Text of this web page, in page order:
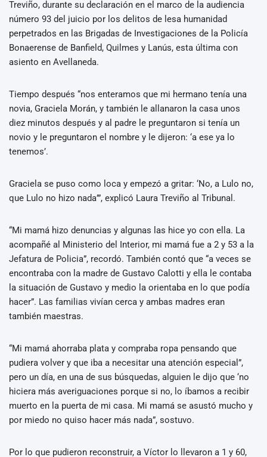
Treviño, durante su declaración en el marco de la audiencia
número 93 del juicio por los delitos de lesa humanidad
perpetrados en las Brigadas de Investigaciones de la Policía
Bonaerense de Banfield, Quilmes y Lanús, esta última con
asiento en Avellaneda.
Tiempo después “nos enteramos que mi hermano tenía una
novia, Graciela Morán, y también le allanaron la casa unos
diez minutos después y al padre le preguntaron si tenía un
novio y le preguntaron el nombre y le dijeron: ‘a ese ya lo
tenemos’.
Graciela se puso como loca y empezó a gritar: ‘No, a Lulo no,
que Lulo no hizo nada’”, explicó Laura Treviño al Tribunal.
“Mi mamá hizo denuncias y algunas las hice yo con ella. La
acompañé al Ministerio del Interior, mi mamá fue a 2 y 53 a la
Jefatura de Policia”, recordó. También contó que “a veces se
encontraba con la madre de Gustavo Calotti y ella le contaba
la situación de Gustavo y medio la orientaba en lo que podía
hacer”. Las familias vivían cerca y ambas madres eran
también maestras.
“Mi mamá ahorraba plata y compraba ropa pensando que
pudiera volver y que iba a necesitar una atención especial”,
pero un día, en una de sus búsquedas, alguien le dijo que ‘no
hiciera más averiguaciones porque si no, lo íbamos a recibir
muerto en la puerta de mi casa. Mi mamá se asustó mucho y
por miedo no quiso hacer más nada”, sostuvo.
Por lo que pudieron reconstruir, a Víctor lo llevaron a 1 y 60,